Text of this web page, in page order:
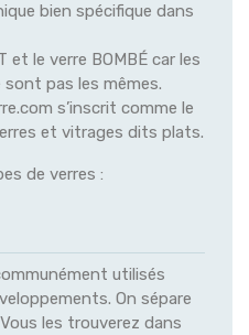
bien spécifique dans
et le verre BOMBÉ car les
pas les mêmes.
s’inscrit comme le
et vitrages dits plats.
de verres :
utilisés
On sépare
les trouverez dans